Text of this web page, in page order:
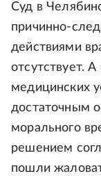
Суд в
причинно-
действиями
отсутствует.
медицинских
достаточным
морального
решением
пошли